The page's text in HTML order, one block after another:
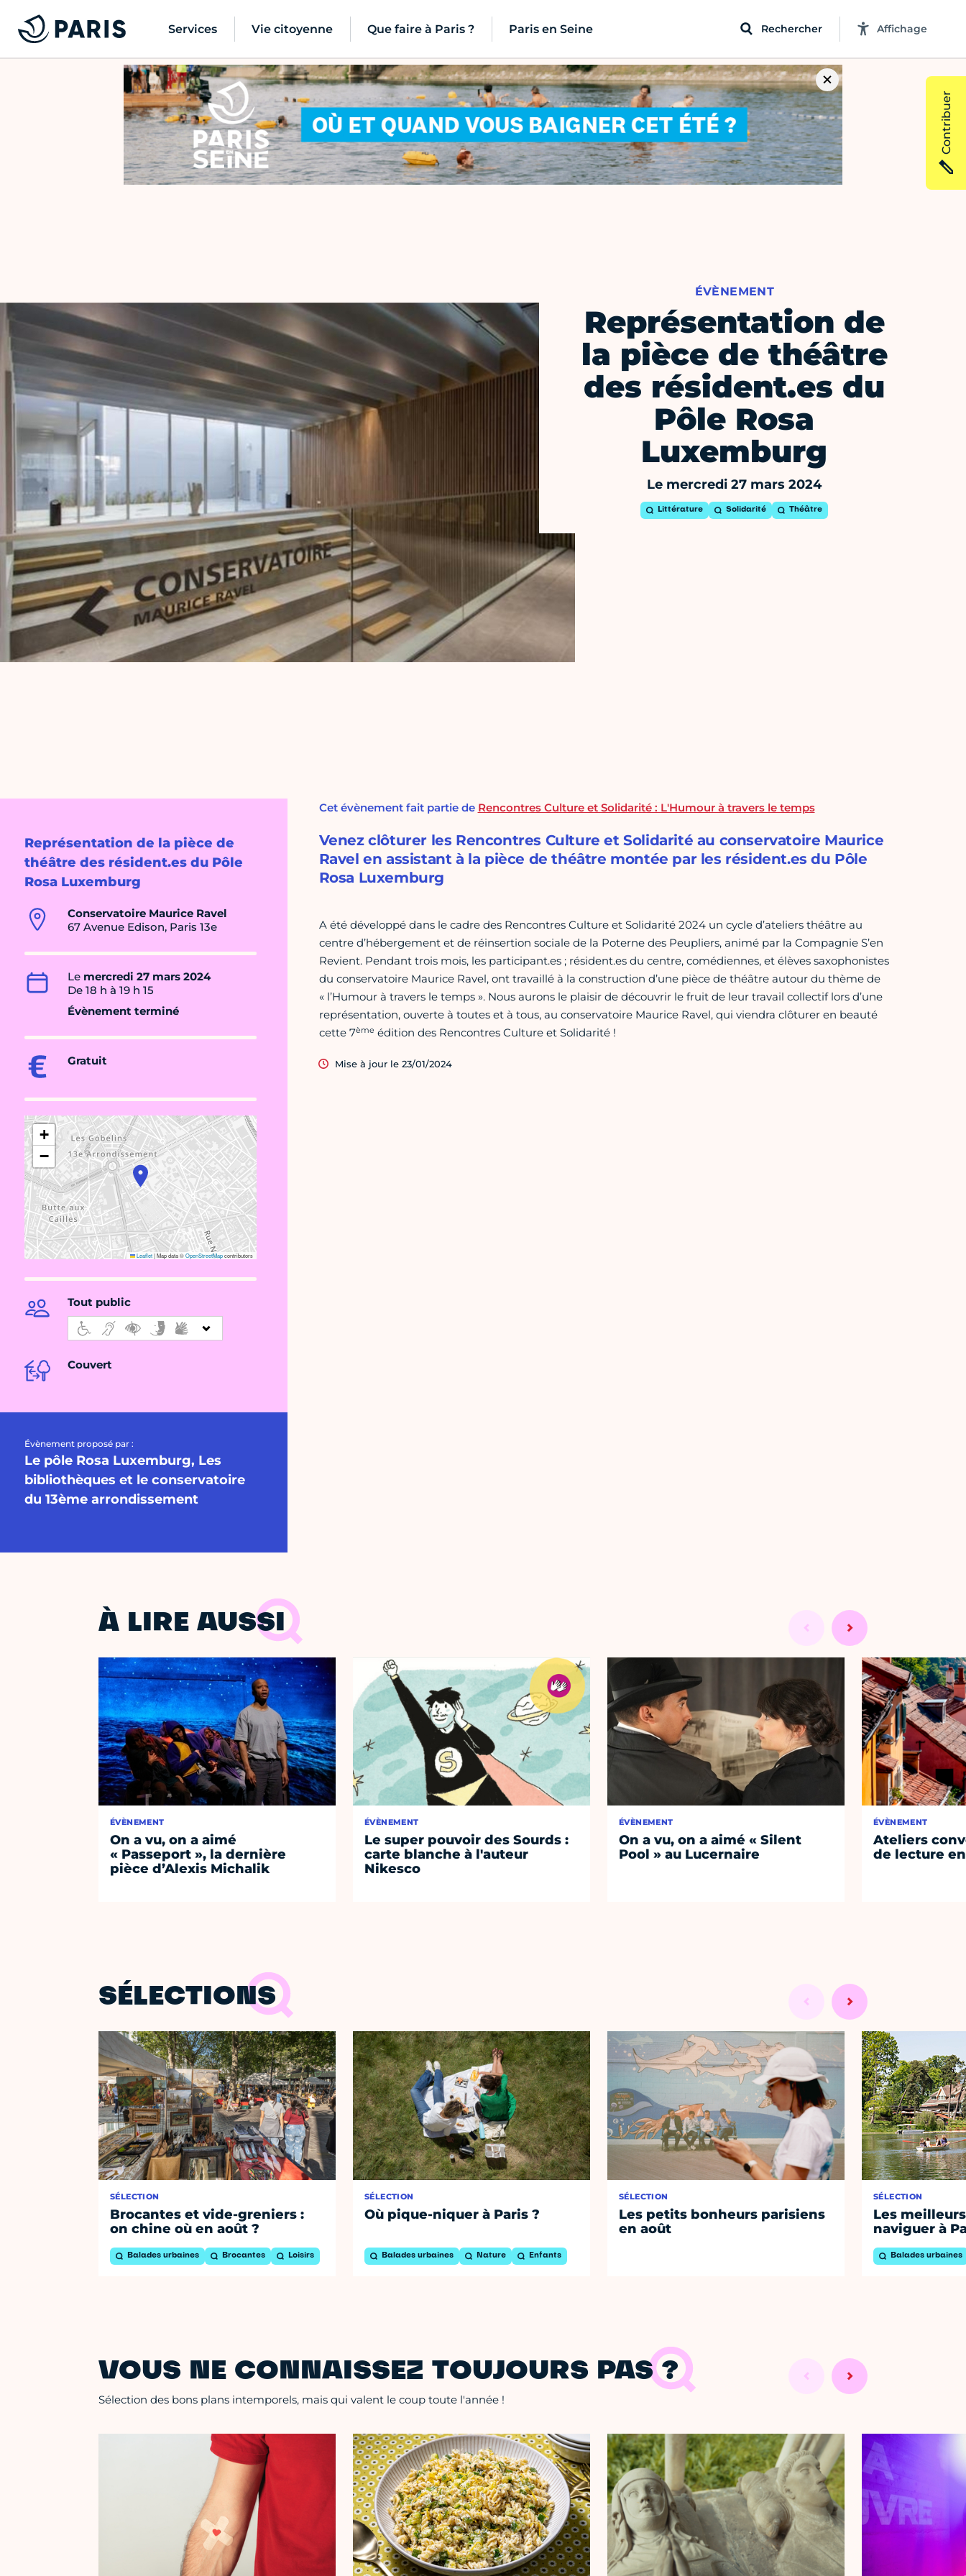
Services Vie citoyenne Que faire à Paris ? Paris en Seine Rechercher Affichage
ÉVÈNEMENT
Représentation de
la pièce de théâtre
des résident.es du
Pôle Rosa
Luxemburg
Le mercredi 27 mars 2024
Littérature Solidarité Théâtre
Représentation de la pièce de
théâtre des résident.es du Pôle
Rosa Luxemburg
Conservatoire Maurice Ravel
67 Avenue Edison, Paris 13e
Le mercredi 27 mars 2024
De 18 h à 19 h 15
Évènement terminé
Gratuit
+
−
Leaflet|Map data ©OpenStreetMapcontributors
Tout public
Couvert
Évènement proposé par :
Le pôle Rosa Luxemburg, Les
bibliothèques et le conservatoire
du 13ème arrondissement
Cet évènement fait partie de Rencontres Culture et Solidarité : L'Humour à travers le temps
Venez clôturer les Rencontres Culture et Solidarité au conservatoire Maurice
Ravel en assistant à la pièce de théâtre montée par les résident.es du Pôle
Rosa Luxemburg
A été développé dans le cadre des Rencontres Culture et Solidarité 2024 un cycle d’ateliers théâtre au
centre d’hébergement et de réinsertion sociale de la Poterne des Peupliers, animé par la Compagnie S’en
Revient. Pendant trois mois, les participant.es ; résident.es du centre, comédiennes, et élèves saxophonistes
du conservatoire Maurice Ravel, ont travaillé à la construction d’une pièce de théâtre autour du thème de
« l’Humour à travers le temps ». Nous aurons le plaisir de découvrir le fruit de leur travail collectif lors d’une
représentation, ouverte à toutes et à tous, au conservatoire Maurice Ravel, qui viendra clôturer en beauté
cette 7ème édition des Rencontres Culture et Solidarité !
Mise à jour le 23/01/2024
À LIRE AUSSI
ÉVÈNEMENT
On a vu, on a aimé
« Passeport », la dernière
pièce d’Alexis Michalik
ÉVÈNEMENT
Le super pouvoir des Sourds :
carte blanche à l'auteur
Nikesco
ÉVÈNEMENT
On a vu, on a aimé « Silent
Pool » au Lucernaire
ÉVÈNEMENT
Ateliers
de lecture
SÉLECTIONS
SÉLECTION
Brocantes et vide-greniers :
on chine où en août ?
Balades urbaines Brocantes Loisirs
SÉLECTION
Où pique-niquer à Paris ?
Balades urbaines Nature Enfants
SÉLECTION
Les petits bonheurs parisiens
en août
SÉLECTION
Les
naviguer à
Balades urbaines
VOUS NE CONNAISSEZ TOUJOURS PAS ?
Sélection des bons plans intemporels, mais qui valent le coup toute l'année !
Contribuer